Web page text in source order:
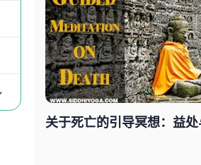
关于死亡的引导冥想：益